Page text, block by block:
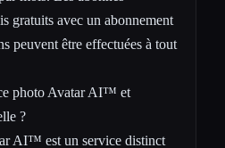
gratuits avec un abonnement
peuvent être effectuées à tout
photo Avatar AI™ et
?
AI™ est un service distinct